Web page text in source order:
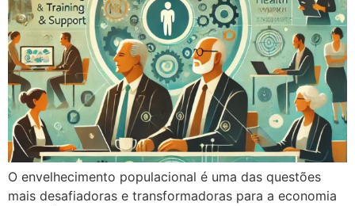
O envelhecimento populacional é uma das questões
mais desafiadoras e transformadoras para a economia